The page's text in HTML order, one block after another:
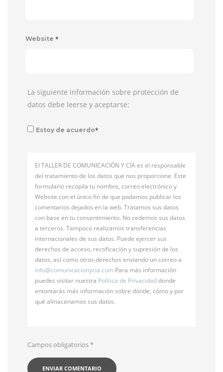
Website *
La siguiente información sobre protección de
datos debe leerse y aceptarse:
Estoy de acuerdo*
El TALLER DE COMUNICACIÓN Y CÍA es el responsable
del tratamiento de los datos que nos proporcione. Este
formulario recopila tu nombre, correo electrónico y
Website con el único fin de que podamos publicar los
comentarios dejados en la web. Tratamos sus datos
con base en tu consentimiento. No cedemos sus datos
a terceros. Tampoco realizamos transferencias
internacionales de sus datos. Puede ejercer sus
derechos de acceso, rectificación y supresión de los
datos, así como otros derechos enviando un correo a
info@comunicacionycia.com Para más información
puedes visitar nuestra Política de Privacidaddonde
entontarás más información sobre dónde, cómo y por
qué almacenamos sus datos.
Campos obligatorios*